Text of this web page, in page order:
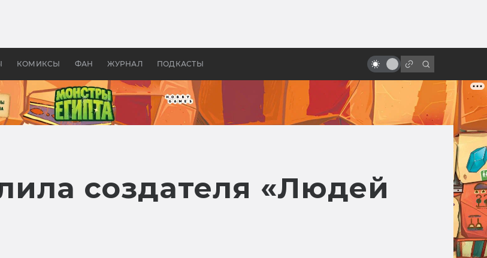
КОМИКСЫ ФАН ЖУРНАЛ ПОДКАСТЫ
—
бы «Властелина колец»
войн»
создателя «Людей